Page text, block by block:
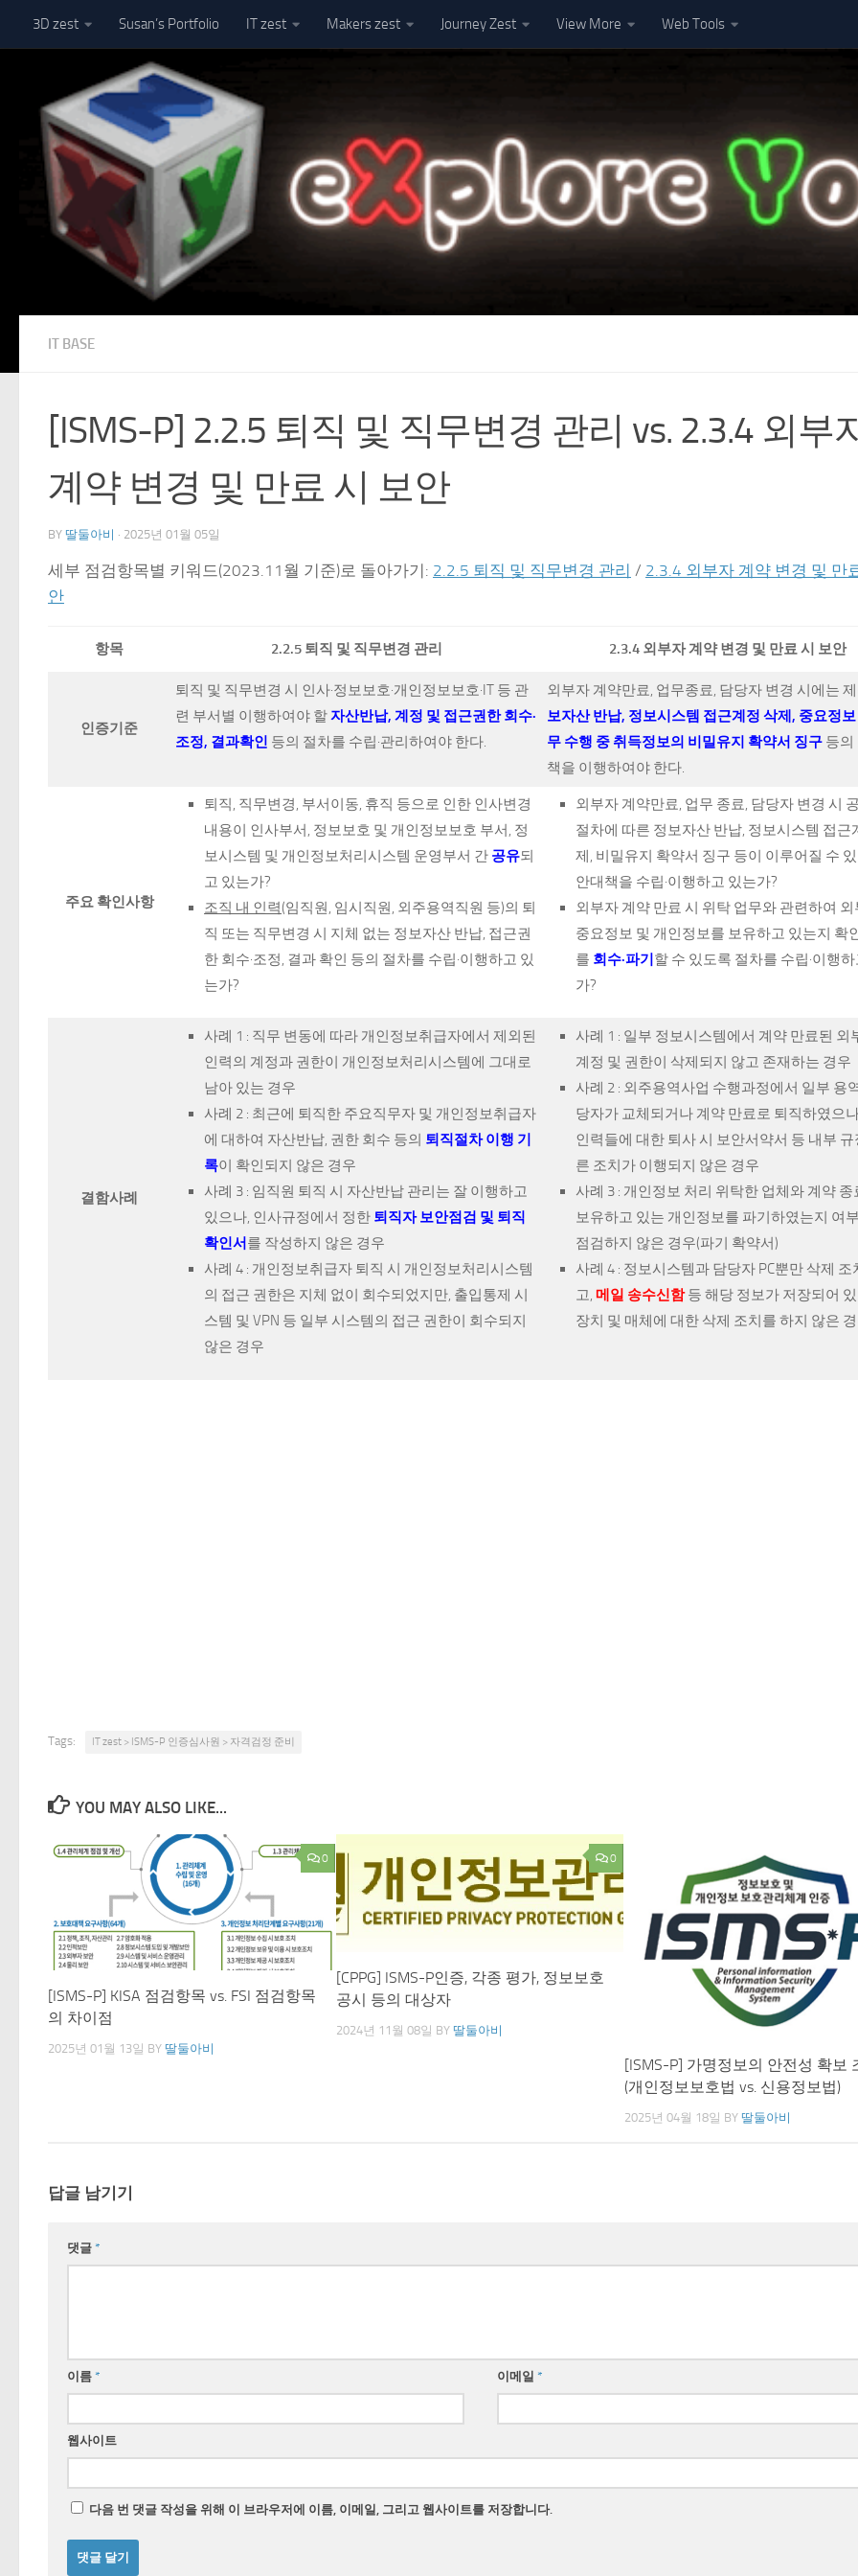
Skip to content
3D zest Susan’s Portfolio IT zest Makers zest Journey Zest View More Web Tools
IT BASE
[ISMS-P] 2.2.5 퇴직 및 직무변경 관리 vs. 2.3.4 외부
계약 변경 및 만료 시 보안
BY 딸둘아비 · 2025년 01월 05일
세부 점검항목별 키워드(2023.11월 기준)로 돌아가기: 2.2.5 퇴직 및 직무변경 관리 / 2.3.4 외부자 계약 변경 및 만
안
항목 2.2.5 퇴직 및 직무변경 관리 2.3.4 외부자 계약 변경 및 만료 시 보안
인증기준
퇴직 및 직무변경 시 인사·정보보호·개인정보보호·IT 등 관
련 부서별 이행하여야 할자산반납, 계정 및 접근권한 회수·
조정, 결과확인 등의 절차를 수립·관리하여야 한다.
외부자 계약만료, 업무종료, 담당자 변경 시에는
보자산 반납, 정보시스템 접근계정 삭제, 중요정보
무 수행 중 취득정보의 비밀유지 확약서 징구 등의
책을 이행하여야 한다.
주요 확인사항
퇴직, 직무변경, 부서이동, 휴직 등으로 인한 인사변경
내용이 인사부서, 정보보호 및 개인정보보호 부서, 정
보시스템 및 개인정보처리시스템 운영부서 간 공유되
고 있는가?
조직 내 인력(임직원, 임시직원, 외주용역직원 등)의 퇴
직 또는 직무변경 시 지체 없는 정보자산 반납, 접근권
한 회수·조정, 결과 확인 등의 절차를 수립·이행하고 있
는가?
외부자 계약만료, 업무 종료, 담당자 변경 시
절차에 따른 정보자산 반납, 정보시스템 접근
제, 비밀유지 확약서 징구 등이 이루어질 수
안대책을 수립·이행하고 있는가?
외부자 계약 만료 시 위탁 업무와 관련하여
중요정보 및 개인정보를 보유하고 있는지 확
를 회수·파기할 수 있도록 절차를 수립·이행
가?
결함사례
사례 1 : 직무 변동에 따라 개인정보취급자에서 제외된
인력의 계정과 권한이 개인정보처리시스템에 그대로
남아 있는 경우
사례 2 : 최근에 퇴직한 주요직무자 및 개인정보취급자
에 대하여 자산반납, 권한 회수 등의 퇴직절차 이행 기
록이 확인되지 않은 경우
사례 3 : 임직원 퇴직 시 자산반납 관리는 잘 이행하고
있으나, 인사규정에서 정한 퇴직자 보안점검 및 퇴직
확인서를 작성하지 않은 경우
사례 4 : 개인정보취급자 퇴직 시 개인정보처리시스템
의 접근 권한은 지체 없이 회수되었지만, 출입통제 시
스템 및 VPN 등 일부 시스템의 접근 권한이 회수되지
않은 경우
사례 1 : 일부 정보시스템에서 계약 만료된 외
계정 및 권한이 삭제되지 않고 존재하는 경우
사례 2 : 외주용역사업 수행과정에서 일부 용
당자가 교체되거나 계약 만료로 퇴직하였으
인력들에 대한 퇴사 시 보안서약서 등 내부
른 조치가 이행되지 않은 경우
사례 3 : 개인정보 처리 위탁한 업체와 계약 종
보유하고 있는 개인정보를 파기하였는지 여
점검하지 않은 경우(파기 확약서)
사례 4 : 정보시스템과 담당자 PC뿐만 삭제 조
고, 메일 송수신함등 해당 정보가 저장되어
장치 및 매체에 대한 삭제 조치를 하지 않은
Tags: IT zest > ISMS-P 인증심사원 > 자격검정 준비
YOU MAY ALSO LIKE...
0
[ISMS-P] KISA 점검항목 vs. FSI 점검항목
의 차이점
2025년 01월 13일 BY 딸둘아비
0
[CPPG] ISMS-P인증, 각종 평가, 정보보호
공시 등의 대상자
2024년 11월 08일 BY딸둘아비
[ISMS-P] 가명정보의 안전성 확보
(개인정보보호법 vs. 신용정보법)
2025년 04월 18일 BY딸둘아비
답글 남기기
댓글 *
이름 * 이메일*
웹사이트
다음 번 댓글 작성을 위해 이 브라우저에 이름, 이메일, 그리고 웹사이트를 저장합니다.